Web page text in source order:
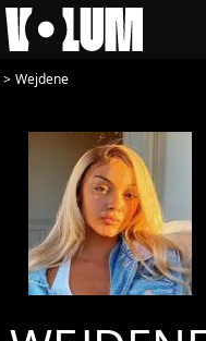
Wejdene